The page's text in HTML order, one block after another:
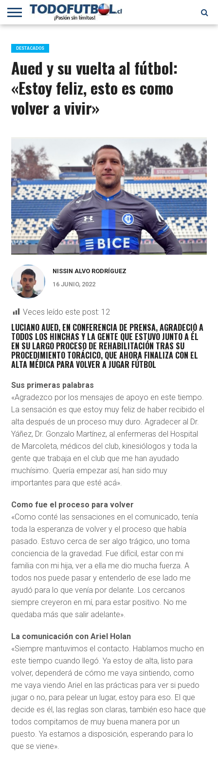
PRIMERA
B
SELECCIÓN
CHILENA
CHILENOS
EN EL
MUNDO
FÚTBOL
INTERNACIONAL
DESTACADOS
Aued y su vuelta al fútbol:
«Estoy feliz, esto es como
volver a vivir»
NISSIN ALVO RODRÍGUEZ
16 JUNIO, 2022
Veces leído este post: 12
LUCIANO AUED, EN CONFERENCIA DE PRENSA, AGRADECIÓ A
TODOS LOS HINCHAS Y LA GENTE QUE ESTUVO JUNTO A ÉL
EN SU LARGO PROCESO DE REHABILITACIÓN TRAS SU
PROCEDIMIENTO TORÁCICO, QUE AHORA FINALIZA CON EL
ALTA MÉDICA PARA VOLVER A JUGAR FÚTBOL
Sus primeras palabras
«Agradezco por los mensajes de apoyo en este tiempo.
La sensación es que estoy muy feliz de haber recibido el
alta después de un proceso muy duro. Agradecer al Dr.
Yáñez, Dr. Gonzalo Martínez, al enfermeras del Hospital
de Marcoleta, médicos del club, kinesiólogos y toda la
gente que trabaja en el club que me han ayudado
muchísimo. Quería empezar así, han sido muy
importantes para que esté acá».
Como fue el proceso para volver
«Como conté las sensaciones en el comunicado, tenía
toda la esperanza de volver y el proceso que había
pasado. Estuvo cerca de ser algo trágico, uno toma
conciencia de la gravedad. Fue difícil, estar con mi
familia con mi hija, ver a ella me dio mucha fuerza. A
todos nos puede pasar y entenderlo de ese lado me
ayudó para lo que venía por delante. Los cercanos
siempre creyeron en mí, para estar positivo. No me
quedaba más que salir adelante».
La comunicación con Ariel Holan
«Siempre mantuvimos el contacto. Hablamos mucho en
este tiempo cuando llegó. Ya estoy de alta, listo para
volver, dependerá de cómo me vaya sintiendo, como
me vaya viendo Ariel en las prácticas para ver si puedo
jugar o no, para pelear un lugar, estoy para eso. El que
decide es él, las reglas son claras, también eso hace que
todos compitamos de muy buena manera por un
puesto. Ya estamos a disposición, esperando para lo
que se viene».